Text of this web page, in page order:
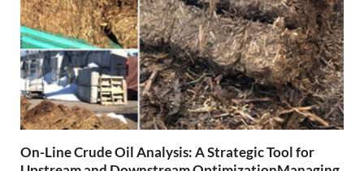
On-Line Crude Oil Analysis: A Strategic Tool for